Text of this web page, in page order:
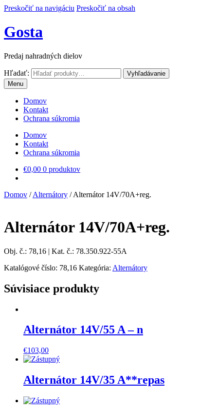
Preskočiť na navigáciu Preskočiť na obsah
Gosta
Predaj nahradných dielov
Hľadať:
Vyhľadávanie
Menu
Domov
Kontakt
Ochrana súkromia
Domov
Kontakt
Ochrana súkromia
€0,00 0 produktov
Domov /Alternátory /Alternátor 14V/70A+reg.
Alternátor 14V/70A+reg.
Obj. č.: 78,16 | Kat. č.: 78.350.922-55A
Katalógové číslo: 78,16 Kategória: Alternátory
Súvisiace produkty
Alternátor 14V/55 A – n
€103,00
Alternátor 14V/35 A**repas